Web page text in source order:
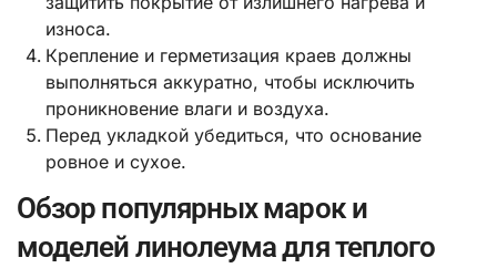
износа.
Крепление и герметизация краев должны
выполняться аккуратно, чтобы исключить
проникновение влаги и воздуха.
Перед укладкой убедиться, что основание
ровное и сухое.
Обзор популярных марок и
моделей линолеума для теплого